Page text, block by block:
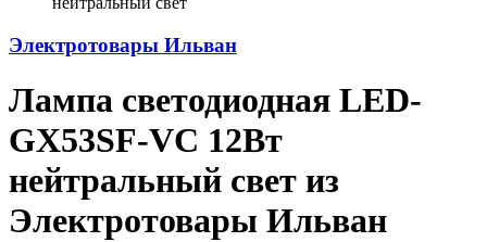
Электротовары Ильван
Лампа светодиодная LED-
GX53SF-VC 12Вт
нейтральный свет из
Электротовары Ильван